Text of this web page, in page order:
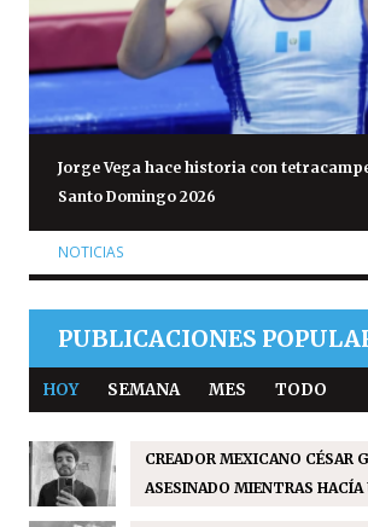
Jorge Vega hace historia con
Santo Domingo 2026
NOTICIAS
PUBLICACIONES
HOY SEMANA MES TODO
CREADOR MEXICANO CÉSAR
ASESINADO MIENTRAS HACÍA